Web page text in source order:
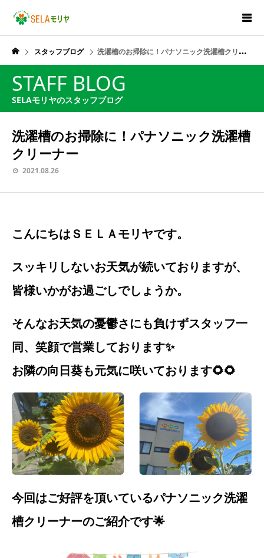
スタッフブログ 洗濯槽のお掃除に！パナソニック洗濯槽クリーナー
STAFF BLOG
SELAモリヤのスタッフブログ
洗濯槽のお掃除に！パナソニック洗濯槽
クリーナー
2021.08.26
こんにちはＳＥＬＡモリヤです。
スッキリしないお天気が続いておりますが、
皆様いかがお過ごしでしょうか。
そんなお天気の憂鬱さにも負けずスタッフ一
同、笑顔で営業しております✨
お隣の向日葵も元気に咲いております🌻🌻
今回はご好評を頂いているパナソニック洗濯
槽クリーナーのご紹介です🌟